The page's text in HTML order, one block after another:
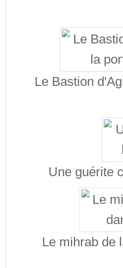
Le Bastion
Une guérite
Le mihrab de